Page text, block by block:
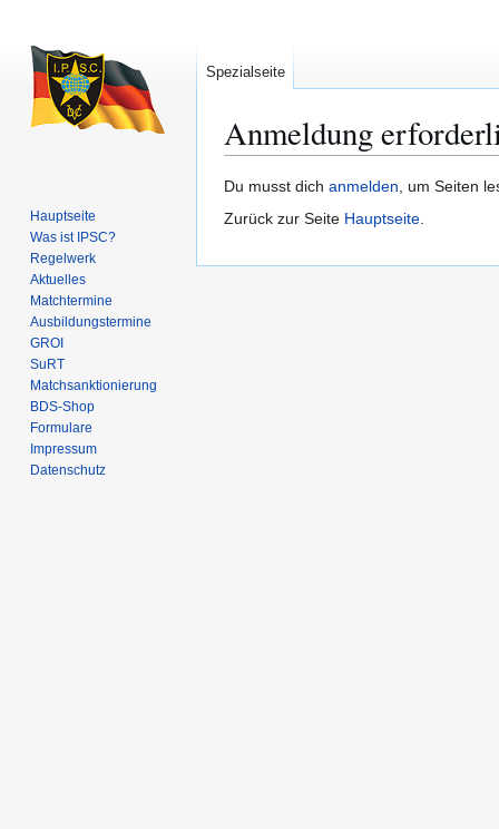
Anmeldung
Zur
Navigation
Zur
Suche
Du musst dich anmelden, um Seiten
Zurück zur Seite Hauptseite.
Spezialseite
Hauptseite
Was ist IPSC?
Regelwerk
Aktuelles
Matchtermine
Ausbildungs­termine
GROI
SuRT
Match­sanktionierung
BDS-Shop
Formulare
Impressum
Datenschutz